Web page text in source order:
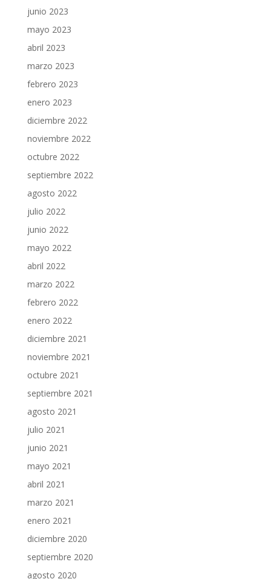
junio 2023
mayo 2023
abril 2023
marzo 2023
febrero 2023
enero 2023
diciembre 2022
noviembre 2022
octubre 2022
septiembre 2022
agosto 2022
julio 2022
junio 2022
mayo 2022
abril 2022
marzo 2022
febrero 2022
enero 2022
diciembre 2021
noviembre 2021
octubre 2021
septiembre 2021
agosto 2021
julio 2021
junio 2021
mayo 2021
abril 2021
marzo 2021
enero 2021
diciembre 2020
septiembre 2020
agosto 2020